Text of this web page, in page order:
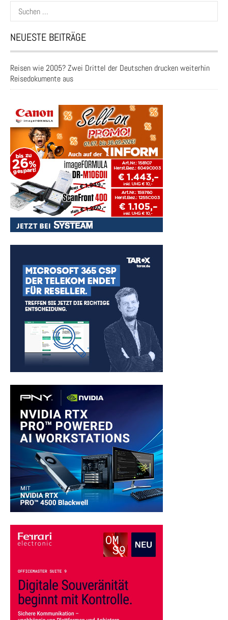
Suchen
nach:
NEUESTE BEITRÄGE
Reisen wie 2005? Zwei Drittel der Deutschen drucken weiterhin
Reisedokumente aus